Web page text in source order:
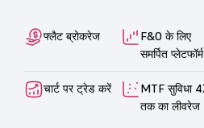
फ्लैट ब्रोकरेज
F&O के लिए
समर्पित प्लेटफॉर्म
चार्ट पर ट्रेड करें
MTF सुविधा
तक का लीवरेज